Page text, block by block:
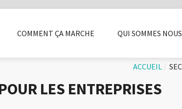
BOX ET ALARME
COMMENT ÇA MARCHE
LIVRAISONS
QUI SOMMES NOUS
BLOGACCUEIL
LES ENTREPRISES